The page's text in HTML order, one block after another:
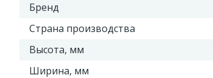
Бренд
Страна производства
Высота, мм
Ширина, мм